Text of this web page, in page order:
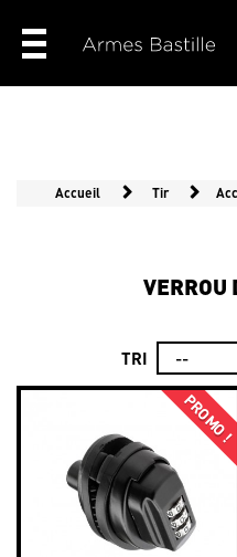
Accueil Tir
VERROU
TRI
PROMO !